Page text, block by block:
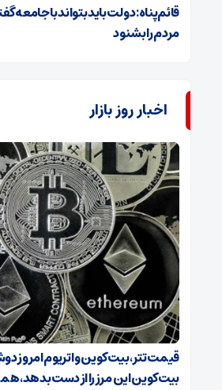
قائم‌پناه: دولت باید بتواند با جامعه
مردم را بشنود
اخبار روز بازار
بیت‌کوین این مرز را از دست بدهد،